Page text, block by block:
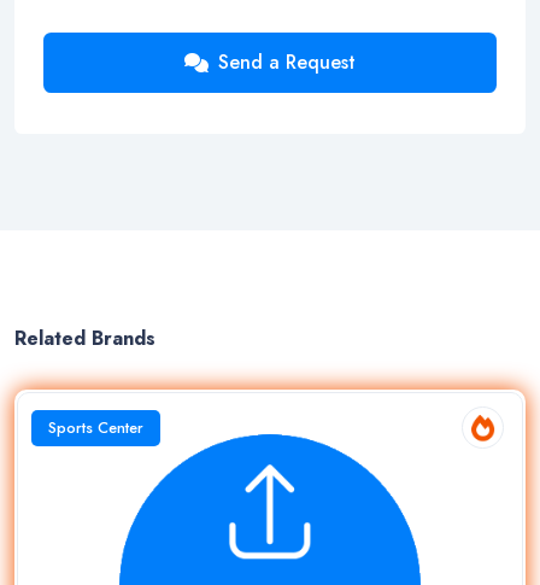
Send a Request
Related Brands
Sports Center